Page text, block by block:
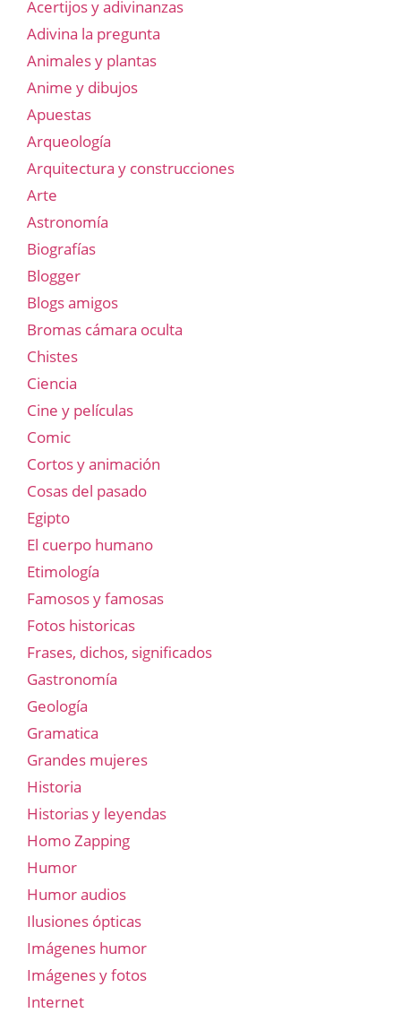
Acertijos y adivinanzas
Adivina la pregunta
Animales y plantas
Anime y dibujos
Apuestas
Arqueología
Arquitectura y construcciones
Arte
Astronomía
Biografías
Blogger
Blogs amigos
Bromas cámara oculta
Chistes
Ciencia
Cine y películas
Comic
Cortos y animación
Cosas del pasado
Egipto
El cuerpo humano
Etimología
Famosos y famosas
Fotos historicas
Frases, dichos, significados
Gastronomía
Geología
Gramatica
Grandes mujeres
Historia
Historias y leyendas
Homo Zapping
Humor
Humor audios
Ilusiones ópticas
Imágenes humor
Imágenes y fotos
Internet